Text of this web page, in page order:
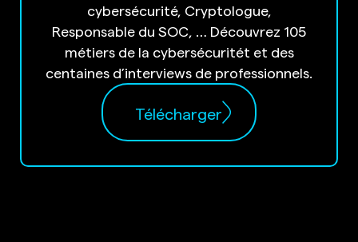
cybersécurité, Cryptologue,
Responsable du SOC, … Découvrez 105
métiers de la cybersécuritét et des
centaines d’interviews de professionnels.
Télécharger